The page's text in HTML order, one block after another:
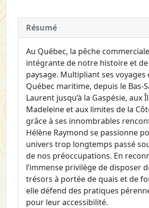
Résumé
Au Québec, la pêche
intégrante de notre histoire et
paysage. Multipliant ses voyages
Québec maritime, depuis le Bas-
Laurent jusqu’à la Gaspésie, aux
Madeleine et aux limites de la
grâce à ses innombrables
Hélène Raymond se passionne
univers trop longtemps passé
de nos préoccupations. En
l’immense privilège de disposer
trésors à portée de quais et de
elle défend des pratiques
pour leur accessibilité.